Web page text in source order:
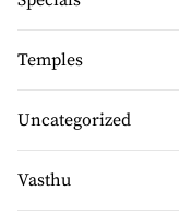
Temples
Uncategorized
Vasthu